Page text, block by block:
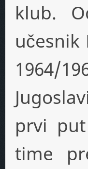
klub.
učesnik
1964/
prvi
time